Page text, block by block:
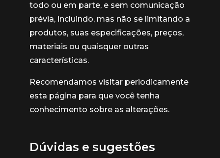
todo ou em parte, e sem comunicação
prévia, incluindo, mas não se limitando a
produtos, suas especificações, preços,
materiais ou quaisquer outras
características.
Recomendamos visitar periodicamente
esta página para que você tenha
conhecimento sobre as alterações.
Dúvidas e sugestões